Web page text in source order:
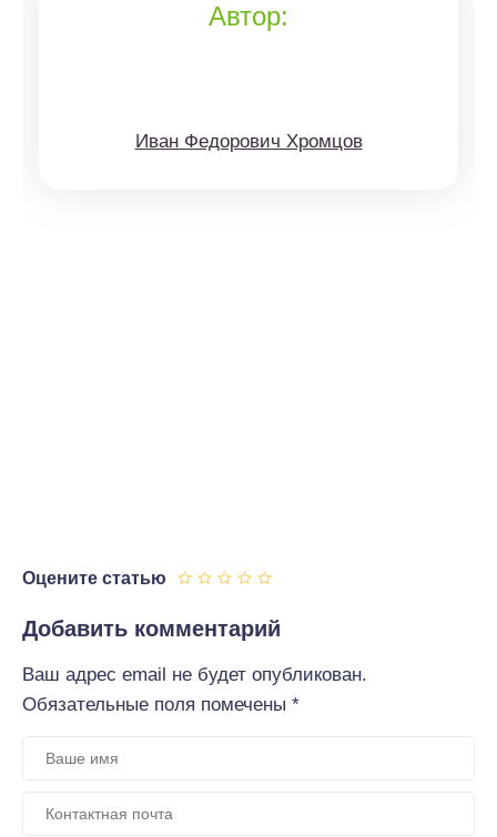
Автор:
Иван Федорович Хромцов
Оцените статью
Добавить комментарий
Ваш адрес email не будет опубликован.
Обязательные поля помечены *